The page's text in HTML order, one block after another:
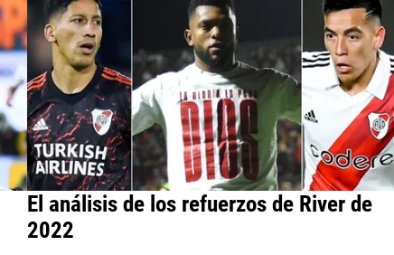
El análisis de los refuerzos de River de
2022